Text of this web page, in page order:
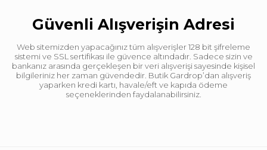
Güvenli Alışverişin Adresi
Web sitemizden yapacağınız tüm alışverişler 128 bit şifreleme
sistemi ve SSL sertifikası ile güvence altındadır. Sadece sizin ve
bankanız arasında gerçekleşen bir veri alışverişi sayesinde kişisel
bilgileriniz her zaman güvendedir. Butik Gardrop’dan alışveriş
yaparken kredi kartı, havale/eft ve kapıda ödeme
seçeneklerinden faydalanabilirsiniz.